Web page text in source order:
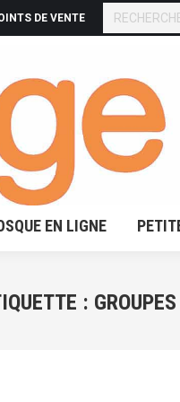
DE VENTE
RECHERCHE
EN LIGNE
:
ARCHIVES KIOSQUE